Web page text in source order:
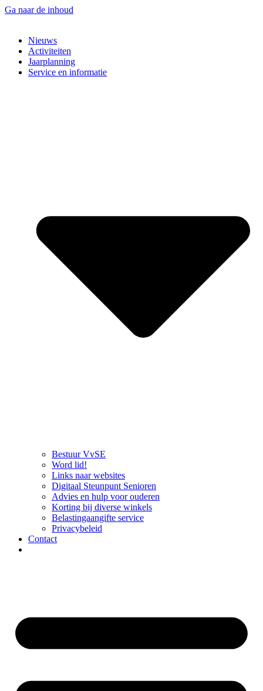
Ga naar de inhoud
Nieuws
Activiteiten
Jaarplanning
Service en informatie
Bestuur VvSE
Word lid!
Links naar websites
Digitaal Steunpunt Senioren
Advies en hulp voor ouderen
Korting bij diverse winkels
Belastingaangifte service
Privacybeleid
Contact